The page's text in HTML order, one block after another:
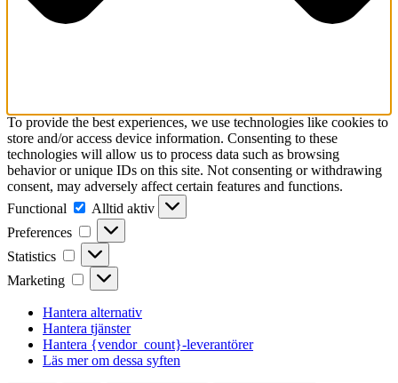
To provide the best experiences, we use technologies like cookies to
store and/or access device information. Consenting to these
technologies will allow us to process data such as browsing
behavior or unique IDs on this site. Not consenting or withdrawing
consent, may adversely affect certain features and functions.
Functional
Functional
Alltid aktiv
Preferences
Preferences
Statistics Statistics
Marketing Marketing
Hantera alternativ
Hantera tjänster
Hantera {vendor_count}-leverantörer
Läs mer om dessa syften